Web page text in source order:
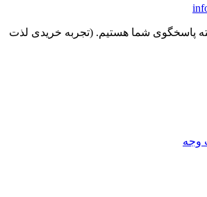
7 روز هفته پاسخگوی شما هستیم. (تجربه خریدی لذت